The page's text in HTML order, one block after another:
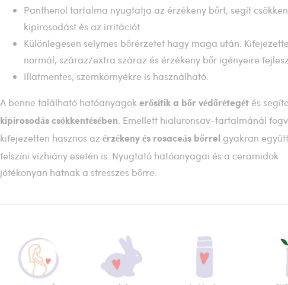
Panthenol tartalma nyugtatja az érzékeny bőrt, segít
kipirosodást és az irritációt.
Különlegesen selymes bőrérzetet hagy maga után.
normál, száraz/extra száraz és érzékeny bőr igényeire
Illatmentes, szemkörnyékre is használható.
A benne található hatóanyagok erősítik a bőr védőrétegét és
kipirosodás csökkentésében . Emellett hialuronsav-tartalmánál
kifejezetten hasznos az érzékeny és rosaceás bőrrel gyakran
felszíni vízhiány esetén is. Nyugtató hatóanyagai és a ceramidok
jótékonyan hatnak a stresszes bőrre.